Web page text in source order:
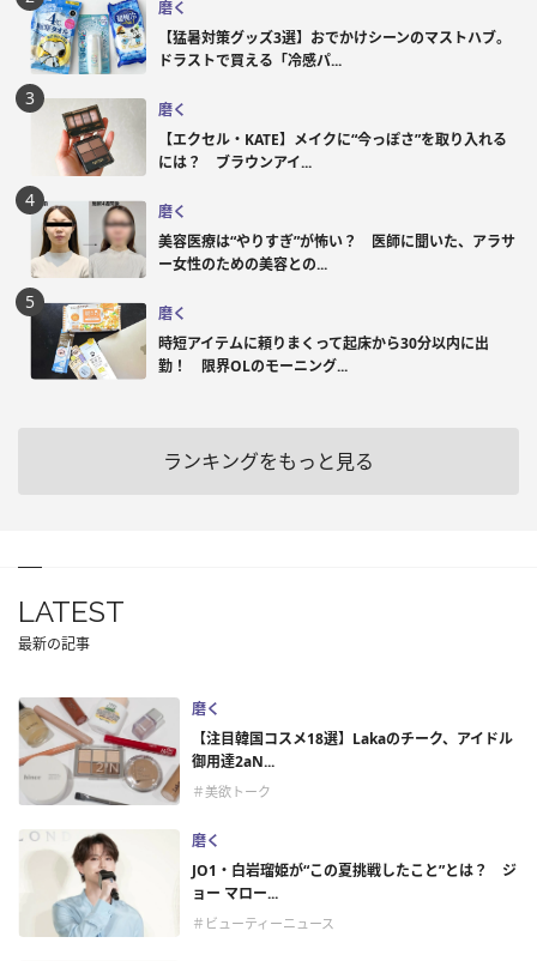
磨く
【猛暑対策グッズ3選】おでかけシーンのマストハブ。
ドラストで買える「冷感パ...
磨く
【エクセル・KATE】メイクに“今っぽさ”を取り入れる
には？ ブラウンアイ...
磨く
美容医療は“やりすぎ”が怖い？ 医師に聞いた、アラサ
ー女性のための美容との...
磨く
時短アイテムに頼りまくって起床から30分以内に出
勤！ 限界OLのモーニング...
ランキングをもっと見る
LATEST
最新の記事
磨く
【注目韓国コスメ18選】Lakaのチーク、アイドル
御用達2aN...
＃美欲トーク
磨く
JO1・白岩瑠姫が“この夏挑戦したこと”とは？ ジ
ョー マロー...
＃ビューティーニュース